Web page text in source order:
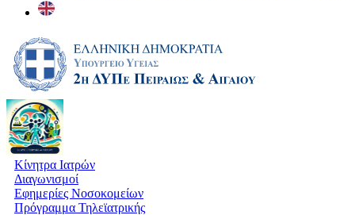
Κίνητρα Ιατρών
Διαγωνισμοί
Εφημερίες Νοσοκομείων
Πρόγραμμα Τηλεϊατρικής